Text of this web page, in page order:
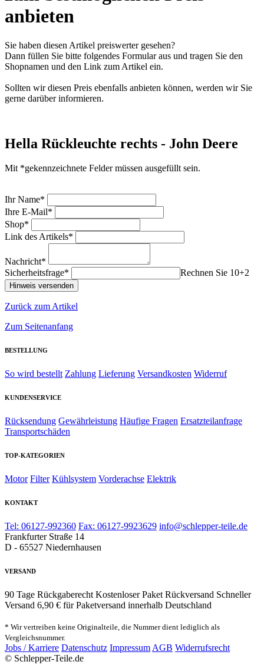
anbieten
Sie haben diesen Artikel preiswerter gesehen?
Dann füllen Sie bitte folgendes Formular aus und tragen Sie den
Shopnamen und den Link zum Artikel ein.
Sollten wir diesen Preis ebenfalls anbieten können, werden wir Sie
gerne darüber informieren.
Hella Rückleuchte rechts - John Deere
Mit *gekennzeichnete Felder müssen ausgefüllt sein.
Ihr Name*
Ihre E-Mail*
Shop*
Link des Artikels*
Nachricht*
Sicherheitsfrage*
Rechnen Sie 10+2
Zurück zum Artikel
Zum Seitenanfang
BESTELLUNG
So wird bestellt Zahlung Lieferung Versandkosten Widerruf
KUNDENSERVICE
Rücksendung Gewährleistung Häufige Fragen Ersatzteilanfrage
Transportschäden
TOP-KATEGORIEN
Motor Filter Kühlsystem Vorderachse Elektrik
KONTAKT
Tel: 06127-992360 Fax: 06127-9923629 info@schlepper-teile.de
Frankfurter Straße 14
D - 65527 Niedernhausen
VERSAND
90 Tage Rückgaberecht Kostenloser Paket Rückversand Schneller
Versand 6,90 € für Paketversand innerhalb Deutschland
* Wir vertreiben keine Originalteile, die Nummer dient lediglich als
Vergleichsnummer.
Jobs / Karriere Datenschutz Impressum AGB Widerrufsrecht
© Schlepper-Teile.de